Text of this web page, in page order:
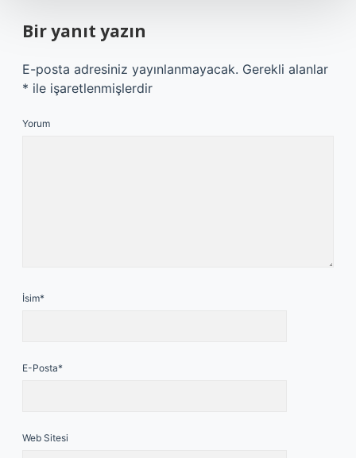
Bir yanıt yazın
E-posta adresiniz yayınlanmayacak. Gerekli alanlar
* ile işaretlenmişlerdir
Yorum
İsim*
E-Posta*
Web Sitesi